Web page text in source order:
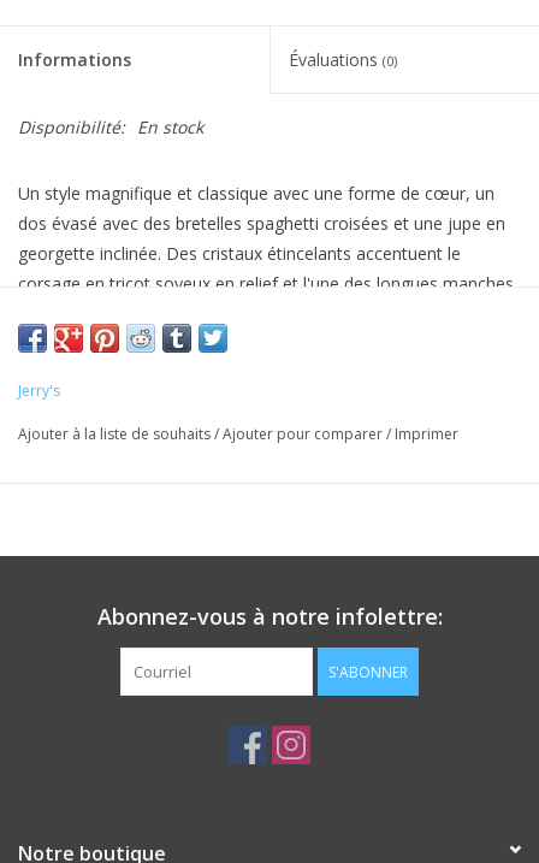
Informations Évaluations (0)
Disponibilité: En stock
Un style magnifique et classique avec une forme de cœur, un
dos évasé avec des bretelles spaghetti croisées et une jupe en
georgette inclinée. Des cristaux étincelants accentuent le
corsage en tricot soyeux en relief et l'une des longues manches
Jerry's
Ajouter à la liste de souhaits/Ajouter pour comparer/ Imprimer
Abonnez-vous à notre infolettre:
S'ABONNER
Notre boutique